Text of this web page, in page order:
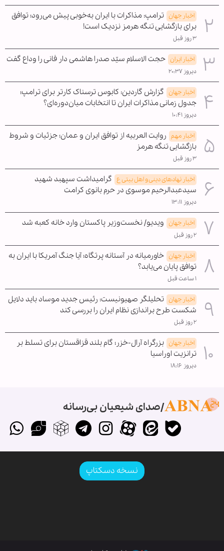
اخبار جهان ترامپ: مذاکرات با ایران به‌خوبی پیش می‌رود؛ توافق
برای بازگشایی تنگه هرمز نزدیک است!
۳ روز قبل
اخبار ایران حجت الاسلام سیّد صدرا هاشمی دار فانی را وداع گفت
دیروز ۲۰:۳۷
اخبار جهان گزارش گاردین: کابوس ترسناک کارتر برای ترامپ؛
جدول زمانی مذاکرات ایران تا انتخابات میان‌دوره‌ای؟
دیروز ۱۰:۴۱
اخبار مهم روایت العربیه از توافق ایران و عمان؛ جزئیات و شروط
بازگشایی تنگه هرمز
۳ روز قبل
اخبار نهادهای دینی و اهل بیتی ع گرامیداشت سپهبد شهید
سیدعبدالرحیم موسوی در حرم بانوی کرامت
دیروز ۱۳:۱۱
اخبار جهان ویدیو/ نخست‌وزیر پاکستان وارد خانه کعبه شد
۲ روز قبل
اخبار جهان خاورمیانه در آستانه پرتگاه؛ آیا جنگ آمریکا با ایران به
توافق پایان می‌یابد؟
۱ ساعت قبل
اخبار جهان تحلیلگر صهیونیست: رئیس جدید موساد باید دلایل
شکست طرح براندازی نظام ایران را بررسی کند
۲ روز قبل
اخبار جهان بزرگراه آرال-خزر؛ گام بلند قزاقستان برای تسلط بر
ترانزیت اوراسیا
دیروز ۱۸:۱۶
صدای شیعیان بی‌رسانه
نسخه دسکتاپ